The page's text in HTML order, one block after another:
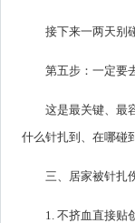
接下来一两天别
第五步：一定要
这是最关键、最
什么针扎到、在哪碰
三、居家被针扎
1. 不挤血直接贴